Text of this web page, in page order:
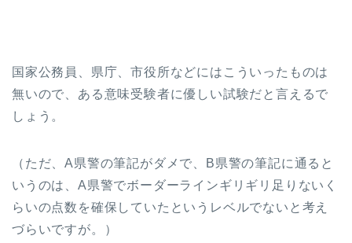
国家公務員、県庁、市役所などにはこういったものは
無いので、ある意味受験者に優しい試験だと言えるで
しょう。
（ただ、A県警の筆記がダメで、B県警の筆記に通ると
いうのは、A県警でボーダーラインギリギリ足りないく
らいの点数を確保していたというレベルでないと考え
づらいですが。）